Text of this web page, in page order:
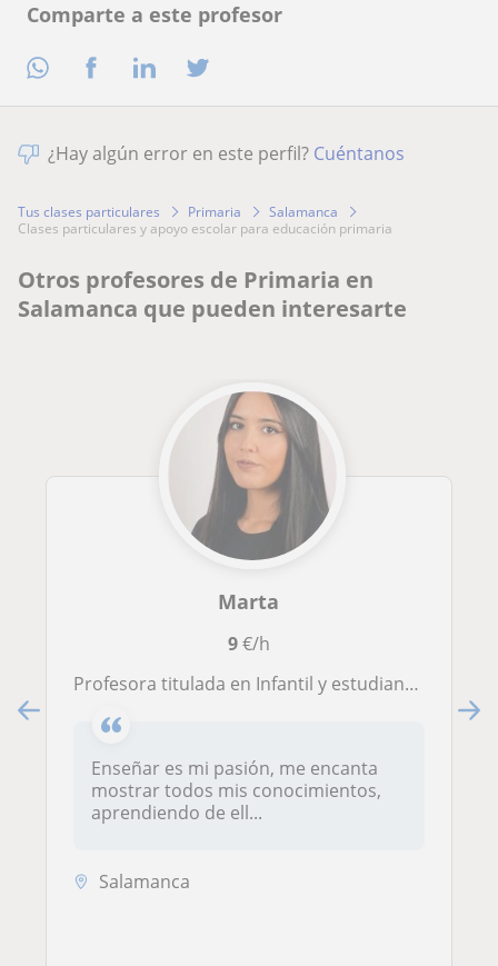
Comparte a este profesor
¿Hay algún error en este perfil? Cuéntanos
Tus clases particulares Primaria
Salamanca
clases particulares y apoyo escolar para educación primaria
Otros profesores de Primaria en
Salamanca que pueden interesarte
Marta
9€/h
Profesora titulada en Infantil y estudiante de primaria y Audición y Lenguaje
Enseñar es mi pasión, me encanta
mostrar todos mis conocimientos,
aprendiendo de ell...
Salamanca